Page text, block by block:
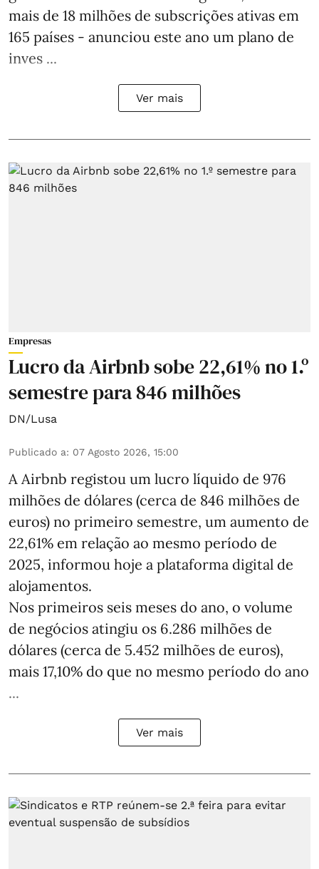
mais de 18 milhões de subscrições ativas em
165 países - anunciou este ano um plano de
inves ...
Ver mais
Empresas
Lucro da Airbnb sobe 22,61% no 1.º
semestre para 846 milhões
DN/Lusa
Publicado a: 07 Agosto 2026, 15:00
A Airbnb registou um lucro líquido de 976
milhões de dólares (cerca de 846 milhões de
euros) no primeiro semestre, um aumento de
22,61% em relação ao mesmo período de
2025, informou hoje a plataforma digital de
alojamentos.
Nos primeiros seis meses do ano, o volume
de negócios atingiu os 6.286 milhões de
dólares (cerca de 5.452 milhões de euros),
mais 17,10% do que no mesmo período do ano
...
Ver mais